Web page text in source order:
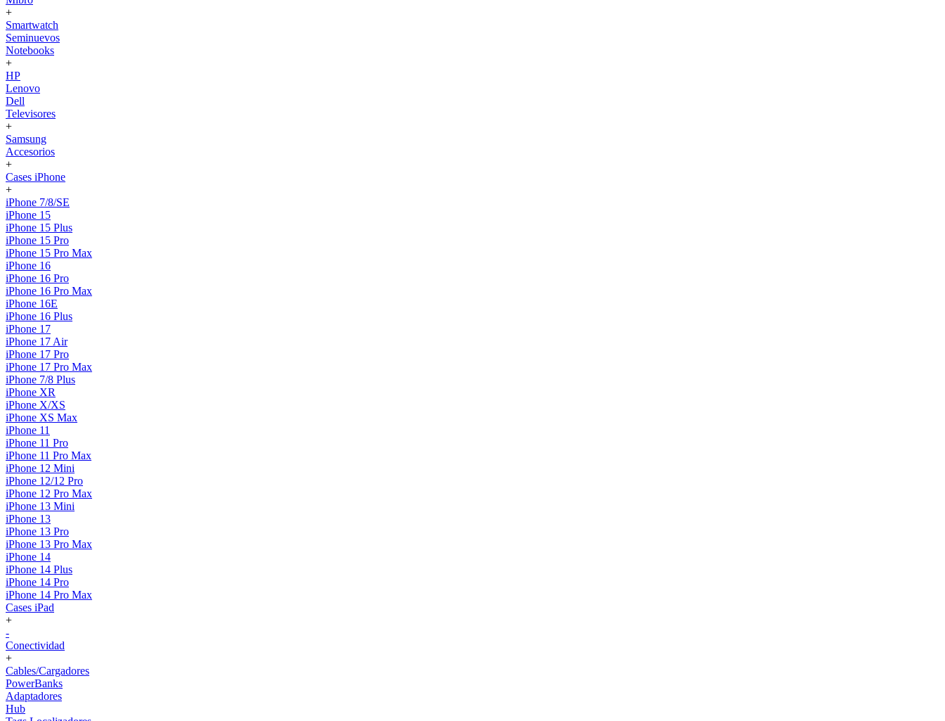
+
Smartwatch
Seminuevos
Notebooks
+
HP
Lenovo
Dell
Televisores
+
Samsung
Accesorios
+
Cases iPhone
+
iPhone 7/8/SE
iPhone 15
iPhone 15 Plus
iPhone 15 Pro
iPhone 15 Pro Max
iPhone 16
iPhone 16 Pro
iPhone 16 Pro Max
iPhone 16E
iPhone 16 Plus
iPhone 17
iPhone 17 Air
iPhone 17 Pro
iPhone 17 Pro Max
iPhone 7/8 Plus
iPhone XR
iPhone X/XS
iPhone XS Max
iPhone 11
iPhone 11 Pro
iPhone 11 Pro Max
iPhone 12 Mini
iPhone 12/12 Pro
iPhone 12 Pro Max
iPhone 13 Mini
iPhone 13
iPhone 13 Pro
iPhone 13 Pro Max
iPhone 14
iPhone 14 Plus
iPhone 14 Pro
iPhone 14 Pro Max
Cases iPad
+
-
Conectividad
+
Cables/Cargadores
PowerBanks
Adaptadores
Hub